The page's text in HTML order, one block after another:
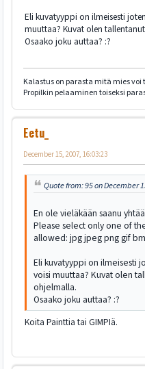
Eli kuvatyyppi on ilmeisesti
muuttaa? Kuvat olen
Osaako joku auttaa? :?
Kalastus on parasta mitä mies voi
Propilkin pelaaminen toiseksi
Eetu_
December 15, 2007, 16:03:23
Quote from: 95 on December
En ole vieläkään saanu
Please select only one of
allowed: jpg jpeg png gif
Eli kuvatyyppi on ilmeisesti
voisi muuttaa? Kuvat olen
ohjelmalla.
Osaako joku auttaa? :?
Koita Painttia tai GIMPIä.